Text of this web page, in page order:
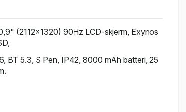
(2112x1320) 90Hz LCD-skjerm, Exynos
BT 5.3, S Pen, IP42, 8000 mAh batteri, 25